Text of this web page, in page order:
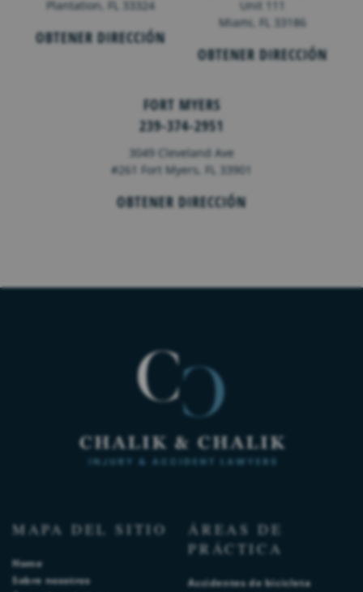
Plantation, FL 33324
OBTENER DIRECCIÓN
Unit 111
Miami, FL 33186
OBTENER DIRECCIÓN
FORT MYERS
239-374-2951
3049 Cleveland Ave
#261 Fort Myers, FL 33901
OBTENER DIRECCIÓN
MAPA DEL SITIO
Home
Sobre nosotros
ÁREAS DE
PRÁCTICA
Accidentes de bicicleta